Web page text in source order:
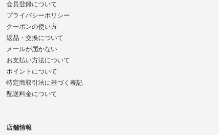
会員登録について
プライバシーポリシー
クーポンの使い方
返品・交換について
メールが届かない
お支払い方法について
ポイントについて
特定商取引法に基づく表記
配送料金について
店舗情報